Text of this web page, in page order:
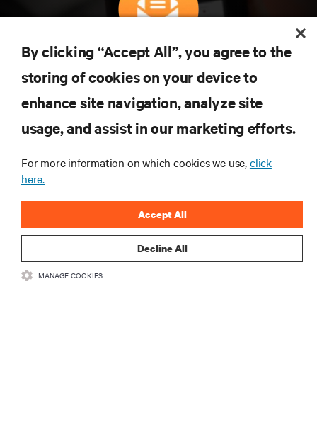
구독을 통해 최신 기술 동향을 받아 보세요
데이터 센터 및 인프라 관리에 관한 최신 논의
와 전문가 인사이트를 통해 업계에서 가장 중
요한 주제에 대한 정기적인 업데이트를 받아
볼 수 있습니다.
지금 가입하기
By clicking “Accept All”, you agree to the
storing of cookies on your device to
enhance site navigation, analyze site
usage, and assist in our marketing efforts.
For more information on which cookies we use,click
here.
Decline All
Accept All
MANAGE COOKIES